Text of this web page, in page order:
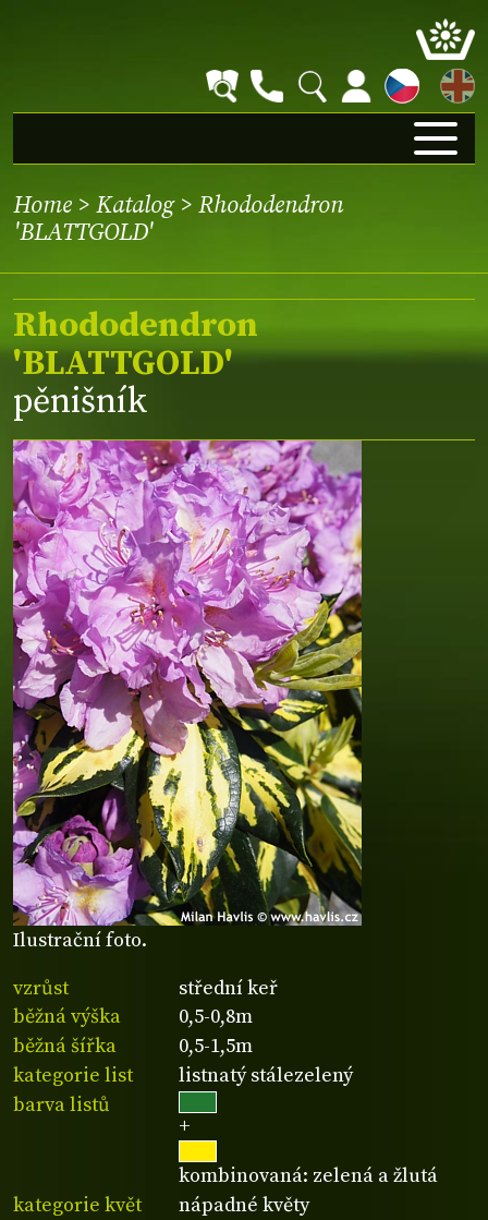
EN
Home > Katalog> Rhododendron
'BLATTGOLD'
Ilustrační foto.
Rhododendron
'BLATTGOLD'
pěnišník
vzrůst
střední keř
běžná výška
0,5-0,8m
běžná šířka
0,5-1,5m
kategorie list
listnatý stálezelený
barva listů
+
kombinovaná: zelená a žlutá
kategorie květ
nápadné květy